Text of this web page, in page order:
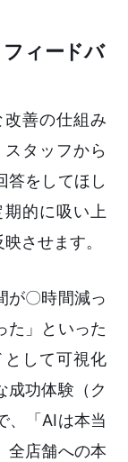
ィードバ
善の仕組み
タッフから
答をしてほし
的に吸い上
させます。
が〇時間減っ
た」といった
して可視化
成功体験（ク
、「AIは本当
全店舗への本